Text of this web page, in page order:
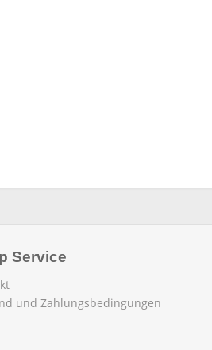
Service
und Zahlungsbedingungen